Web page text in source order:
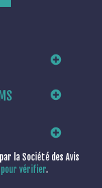
la Société des Avis
vérifier.